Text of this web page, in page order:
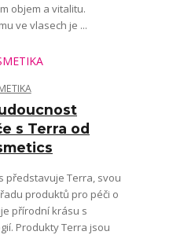
objem a vitalitu.
ve vlasech je ...
s Terra od
představuje Terra, svou
produktů pro péči o
přírodní krásu s
Produkty Terra jsou